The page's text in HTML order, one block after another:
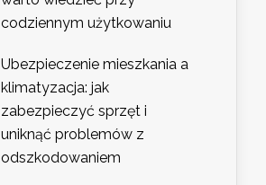
codziennym użytkowaniu
Ubezpieczenie mieszkania a
klimatyzacja: jak
zabezpieczyć sprzęt i
uniknąć problemów z
odszkodowaniem